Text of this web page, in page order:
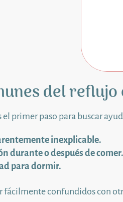
del reflujo
el primer paso para buscar
inexplicable.
durante o después de comer.
para dormir.
fácilmente confundidos con